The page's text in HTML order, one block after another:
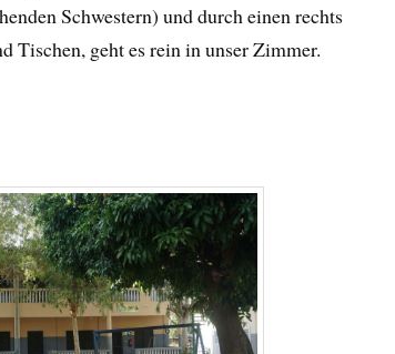
Schwestern) und durch einen rechts
Tischen, geht es rein in unser Zimmer.